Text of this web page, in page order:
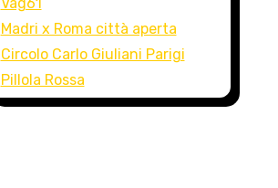
Vag61
Madri x Roma città aperta
Circolo Carlo Giuliani Parigi
Pillola Rossa